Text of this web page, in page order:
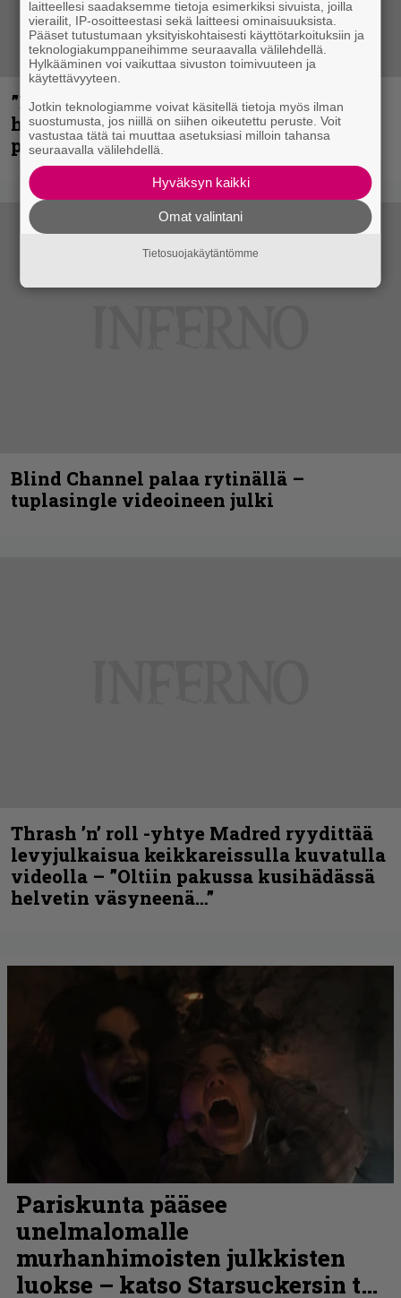
”Mitalini näyttää ihan plektralta” –
huippu-uimari jamittelee Megadethiä
palkinnollaan
Blind Channel palaa rytinällä –
tuplasingle videoineen julki
Thrash ’n’ roll -yhtye Madred ryydittää
levyjulkaisua keikkareissulla kuvatulla
videolla – ”Oltiin pakussa kusihädässä
helvetin väsyneenä…”
laitteellesi saadaksemme tietoja esimerkiksi sivuista, joilla
vierailit, IP-osoitteestasi sekä laitteesi ominaisuuksista.
Pääset tutustumaan yksityiskohtaisesti käyttötarkoituksiin ja
teknologiakumppaneihimme seuraavalla välilehdellä.
Hylkääminen voi vaikuttaa sivuston toimivuuteen ja
käytettävyyteen.
Jotkin teknologiamme voivat käsitellä tietoja myös ilman
suostumusta, jos niillä on siihen oikeutettu peruste. Voit
vastustaa tätä tai muuttaa asetuksiasi milloin tahansa
seuraavalla välilehdellä.
Hyväksyn kaikki
Omat valintani
Tietosuojakäytäntömme